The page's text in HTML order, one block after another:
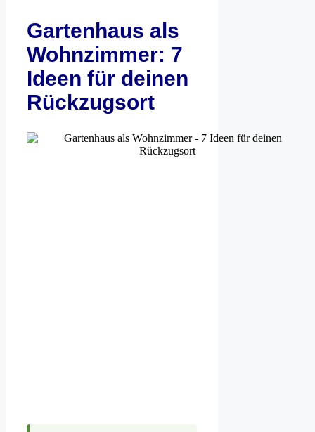
Gartenhaus als
Wohnzimmer: 7
Ideen für deinen
Rückzugsort